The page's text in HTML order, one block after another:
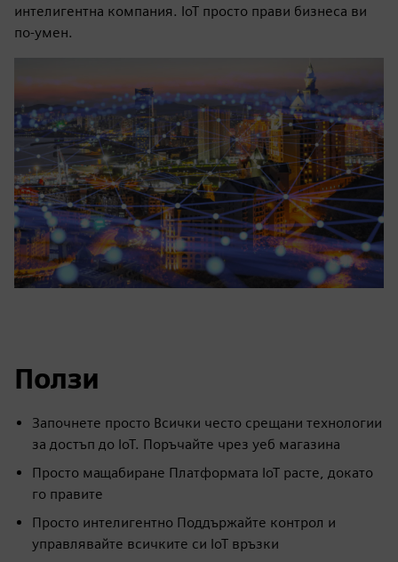
интелигентна компания. IoT просто прави бизнеса ви
по-умен.
Ползи
Започнете просто Всички често срещани технологии
за достъп до IoT. Поръчайте чрез уеб магазина
Просто мащабиране Платформата IoT расте, докато
го правите
Просто интелигентно Поддържайте контрол и
управлявайте всичките си IoT връзки